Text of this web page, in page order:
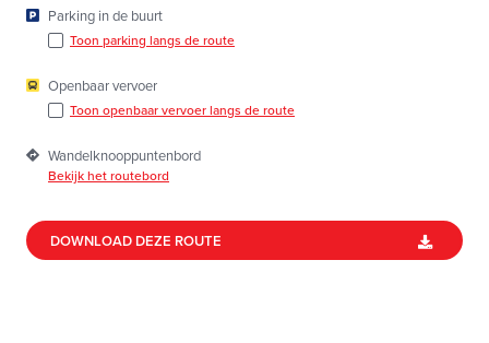
Parking in de buurt
Toon parking langs de route
Openbaar vervoer
Toon openbaar vervoer langs de route
Wandelknooppuntenbord
Bekijk het routebord
DOWNLOAD DEZE ROUTE